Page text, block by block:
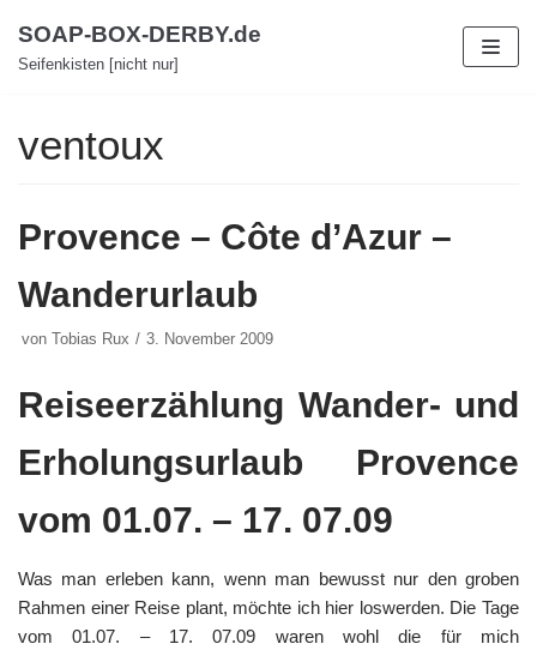
Zum
Inhalt
SOAP-BOX-DERBY.de
Seifenkisten [nicht nur]
ventoux
Provence – Côte d’Azur –
Wanderurlaub
von Tobias Rux 3. November 2009
Reiseerzählung Wander- und
Erholungsurlaub Provence
vom 01.07. – 17. 07.09
Was man erleben kann, wenn man bewusst nur den groben
Rahmen einer Reise plant, möchte ich hier loswerden. Die Tage
vom 01.07. – 17. 07.09 waren wohl die für mich